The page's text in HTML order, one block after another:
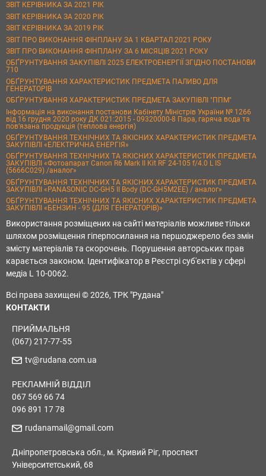
ЗВІТ КЕРІВНИКА ЗА 2021 РІК
ЗВІТ КЕРІВНИКА ЗА 2020 РІК
ЗВІТ КЕРІВНИКА ЗА 2019 РІК
ЗВІТ ПРО ВИКОНАННЯ ФІНПЛАНУ ЗА 1 КВАРТАЛ 2021 РОКУ
ЗВІТ ПРО ВИКОНАННЯ ФІНПЛАНУ ЗА 6 МІСЯЦІВ 2021 РОКУ
ОБҐРУНТУВАННЯ ЗАКУПІВЛІ 2025 ЕЛЕКТРОЕНЕРГІЇ ЗГІДНО ПОСТАНОВИ
710
ОБҐРУНТУВАННЯ ХАРАКТЕРИСТИК ПРЕДМЕТА ПАЛИВО ДЛЯ
ГЕНЕРАТОРІВ
ОБҐРУНТУВАННЯ ХАРАКТЕРИСТИК ПРЕДМЕТА ЗАКУПІВЛІ "ППМ"
Інформація на виконання постанови Кабінету Міністрів України № 1266
від 16 грудня 2020 року ДК 021:2015 - 09320000-8 Пара, гаряча вода та
пов’язана продукція (теплова енергія)
ОБҐРУНТУВАННЯ ТЕХНІЧНИХ ТА ЯКІСНИХ ХАРАКТЕРИСТИК ПРЕДМЕТА
ЗАКУПІВЛІ «ЕЛЕКТРИЧНА ЕНЕРГІЯ»
ОБҐРУНТУВАННЯ ТЕХНІЧНИХ ТА ЯКІСНИХ ХАРАКТЕРИСТИК ПРЕДМЕТА
ЗАКУПІВЛІ «Фотоапарат Canon R6 Mark II Kit RF 24-105 f/4.0 L IS
(5666C029) /аналог»
ОБҐРУНТУВАННЯ ТЕХНІЧНИХ ТА ЯКІСНИХ ХАРАКТЕРИСТИК ПРЕДМЕТА
ЗАКУПІВЛІ «PANASONIC DC-GH5 II Body (DC-GH5M2EE) / аналог»
ОБҐРУНТУВАННЯ ТЕХНІЧНИХ ТА ЯКІСНИХ ХАРАКТЕРИСТИК ПРЕДМЕТА
ЗАКУПІВЛІ «БЕНЗИН - 95 (ДЛЯ ГЕНЕРАТОРІВ)»
Використання розміщених на сайті матеріалів можливе тільки
шляхом розміщення гіперпосилання на першоджерело без змін
змісту матеріалів та скорочень. Порушення авторських прав
карається законом. Ідентифікатор в Реєстрі суб'єктів у сфері
медіа L 10-0062.
Всі права захищені © 2026, ТРК "Рудана"
КОНТАКТИ
ПРИЙМАЛЬНЯ
(067) 217-77-55
tv@rudana.com.ua
РЕКЛАМНІЙ ВІДДІЛ
067 569 66 74
096 891 17 78
rudanamail@gmail.com
Дніпропетровська обл., м. Кривий Ріг, проспект
Університетський, 68